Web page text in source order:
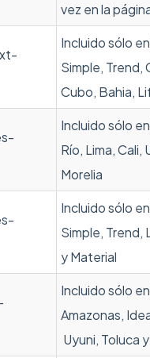
vez en la
Incluido sólo
Simple, Trend,
Cubo, Bahia,
Incluido sólo
Río, Lima, Cali,
Morelia
Incluido sólo
Simple,
y Material
Incluido sólo
Amazonas,
Uyuni, Toluca